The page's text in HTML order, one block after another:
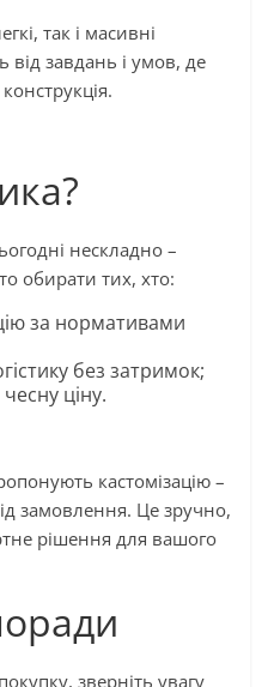
так і масивні
від завдань і умов, де
нескладно –
обирати тих, хто:
за нормативами
без затримок;
ціну.
кастомізацію –
замовлення. Це зручно,
рішення для вашого
зверніть увагу